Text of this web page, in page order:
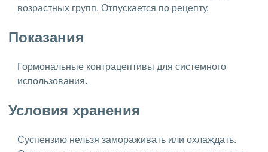
возрастных групп. Отпускается по рецепту.
Показания
Гормональные контрацептивы для системного
использования.
Условия хранения
Суспензию нельзя замораживать или охлаждать.